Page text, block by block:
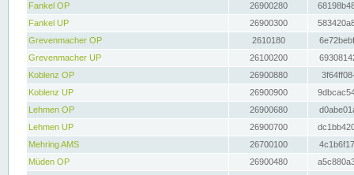
Fankel OP
26900280
Fankel UP
26900300
Grevenmacher OP
2610180
Grevenmacher UP
26100200
Koblenz OP
26900880
Koblenz UP
26900900
Lehmen OP
26900680
Lehmen UP
26900700
Mehring AMS
26700100
Müden OP
26900480